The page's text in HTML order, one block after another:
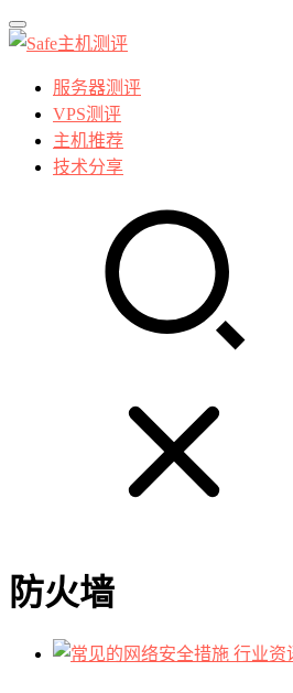
服务器测评
VPS测评
主机推荐
技术分享
防火墙
行业资